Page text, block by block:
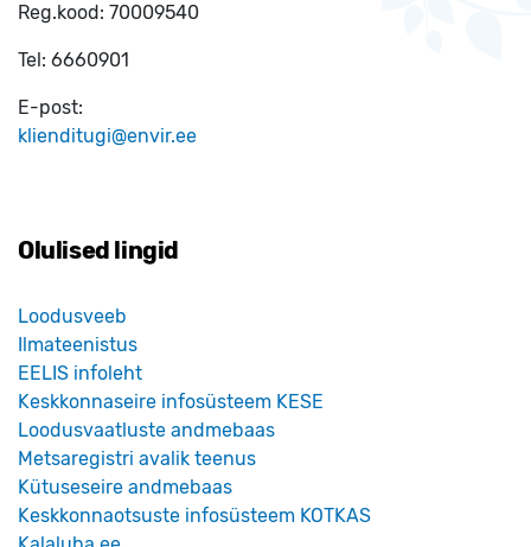
Reg.kood: 70009540
Tel: 6660901
E-post:
klienditugi@envir.ee
Olulised lingid
Loodusveeb
Ilmateenistus
EELIS infoleht
Keskkonnaseire infosüsteem KESE
Loodusvaatluste andmebaas
Metsaregistri avalik teenus
Kütuseseire andmebaas
Keskkonnaotsuste infosüsteem KOTKAS